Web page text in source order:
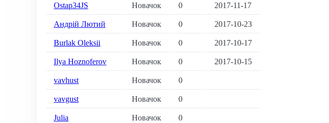
Ostap34JS Новачок 0 2017-11-17
Андрій Лютий Новачок 0 2017-10-23
Burlak Oleksii Новачок 0 2017-10-17
Ilya Hoznoferov Новачок 0 2017-10-15
vavhust Новачок 0
vavgust Новачок 0
Julia Новачок 0